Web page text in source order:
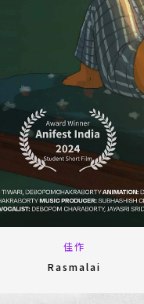
佳作
Rasmalai